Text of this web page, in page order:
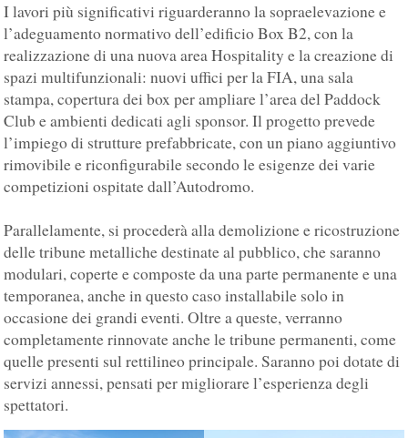
I lavori più significativi riguarderanno la sopraelevazione e
l’adeguamento normativo dell’edificio Box B2, con la
realizzazione di una nuova area Hospitality e la creazione di
spazi multifunzionali: nuovi uffici per la FIA, una sala
stampa, copertura dei box per ampliare l’area del Paddock
Club e ambienti dedicati agli sponsor. Il progetto prevede
l’impiego di strutture prefabbricate, con un piano aggiuntivo
rimovibile e riconfigurabile secondo le esigenze dei varie
competizioni ospitate dall’Autodromo.
Parallelamente, si procederà alla demolizione e ricostruzione
delle tribune metalliche destinate al pubblico, che saranno
modulari, coperte e composte da una parte permanente e una
temporanea, anche in questo caso installabile solo in
occasione dei grandi eventi. Oltre a queste, verranno
completamente rinnovate anche le tribune permanenti, come
quelle presenti sul rettilineo principale. Saranno poi dotate di
servizi annessi, pensati per migliorare l’esperienza degli
spettatori.